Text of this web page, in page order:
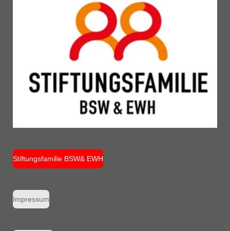
Stiftungsfamilie BSW& EWH
Impressum